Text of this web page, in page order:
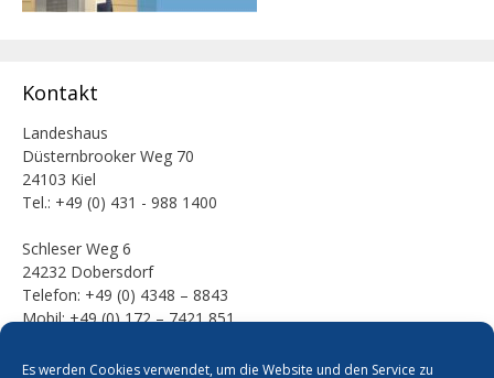
Es werden Cookies verwendet, um die Website und den Service zu
Kontakt
Landeshaus
Düsternbrooker Weg 70
24103 Kiel
Tel.: +49 (0) 431 - 988 1400
Schleser Weg 6
24232 Dobersdorf
Telefon: +49 (0) 4348 – 8843
Mobil: +49 (0) 172 – 7421 851
E-Mail: